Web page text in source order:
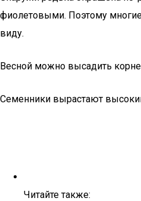
фиолетовыми. Поэтому многие
виду.
Весной можно высадить
Семенники вырастают
Читайте также: